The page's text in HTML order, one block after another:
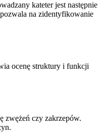
kateter jest następnie
na zidentyfikowanie
ocenę struktury i funkcji
zwężeń czy zakrzepów.